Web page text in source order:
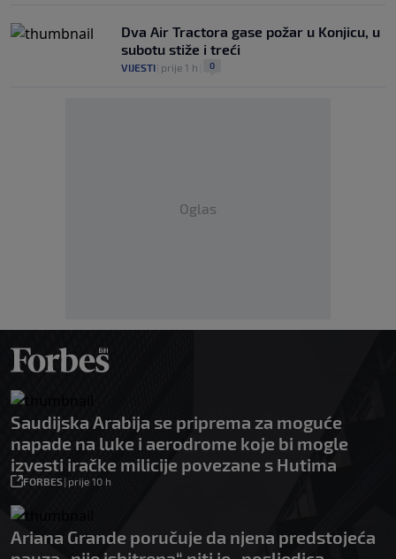
Dva Air Tractora gase požar u Konjicu, u
subotu stiže i treći
VIJESTI prije 1 h 0
Oglas
Saudijska Arabija se priprema za moguće
napade na luke i aerodrome koje bi mogle
izvesti iračke milicije povezane s Hutima
FORBES| prije 10 h
Ariana Grande poručuje da njena predstojeća